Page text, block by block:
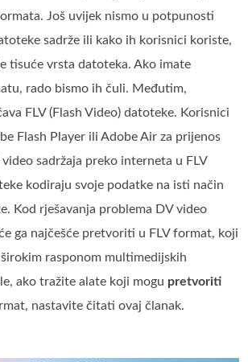
Još uvijek nismo u potpunosti
sadrže ili kako ih korisnici koriste,
tisuće vrsta datoteka. Ako imate
rado bismo ih čuli. Međutim,
FLV (Flash Video) datoteke. Korisnici
Flash Player ili Adobe Air za prijenos
sadržaja preko interneta u FLV
kodiraju svoje podatke na isti način
Kod rješavanja problema DV video
ga najčešće pretvoriti u FLV format, koji
rasponom multimedijskih
ako tražite alate koji mogu pretvoriti
nastavite čitati ovaj članak.